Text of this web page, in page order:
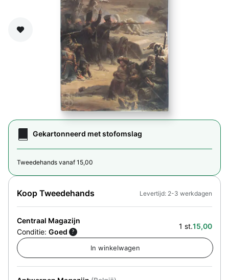
Zet op verlanglijst
Gekartonneerd met stofomslag
Tweedehands vanaf 15,00
Koop Tweedehands
Centraal Magazijn
Conditie: Goed ?
1 st.15,00
Levertijd: 2-3 werkdagen